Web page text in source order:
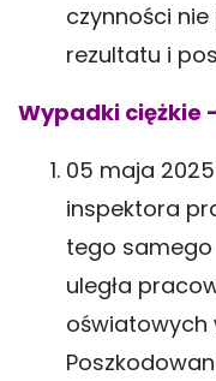
czynności
rezultatu i
Wypadki ciężkie
05 maja
inspektora
tego samego
uległa
oświatowych